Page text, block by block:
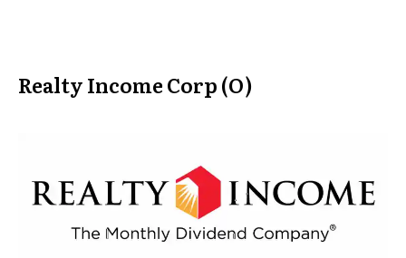
Realty Income Corp (O)